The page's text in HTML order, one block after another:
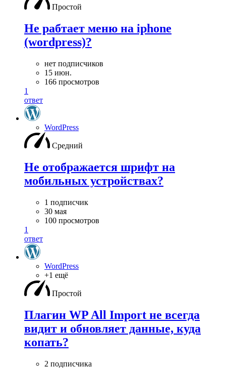
Простой
Не рабтает меню на iphone
(wordpress)?
нет подписчиков
15 июн.
166 просмотров
1
ответ
WordPress
Средний
Не отображается шрифт на
мобильных устройствах?
1 подписчик
30 мая
100 просмотров
1
ответ
WordPress
+1 ещё
Простой
Плагин WP All Import не всегда
видит и обновляет данные, куда
копать?
2 подписчика